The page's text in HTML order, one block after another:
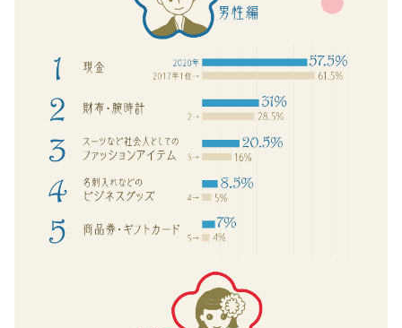
卒寿祝い
白寿祝い
還暦祝い
古希祝い
喜寿祝い
米寿祝い
厄払い・厄除け